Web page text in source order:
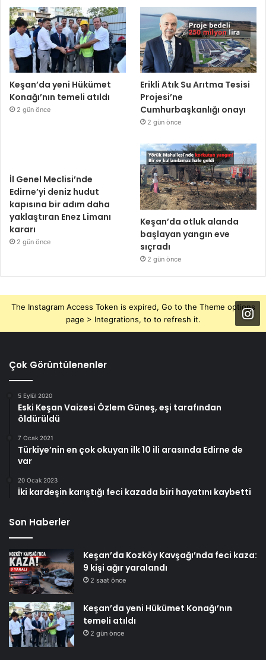
Keşan’da yeni Hükümet
Konağı’nın temeli atıldı
2 gün önce
Erikli Atık Su Arıtma Tesisi
Projesi’ne
Cumhurbaşkanlığı onayı
2 gün önce
İl Genel Meclisi’nde
Edirne’yi deniz hudut
kapısına bir adım daha
yaklaştıran Enez Limanı
kararı
2 gün önce
Keşan’da otluk alanda
başlayan yangın eve
sıçradı
2 gün önce
The Instagram Access Token is expired, Go to the Theme options
page > Integrations, to to refresh it.
Çok Görüntülenenler
5 Eylül 2020
Eski Keşan Vaizesi Özlem Güneş, eşi tarafından
öldürüldü
7 Ocak 2021
Türkiye’nin en çok okuyan ilk 10 ili arasında Edirne de
var
20 Ocak 2023
İki kardeşin karıştığı feci kazada biri hayatını kaybetti
Son Haberler
Keşan’da Kozköy Kavşağı’nda feci kaza:
9 kişi ağır yaralandı
2 saat önce
Keşan’da yeni Hükümet Konağı’nın
temeli atıldı
2 gün önce